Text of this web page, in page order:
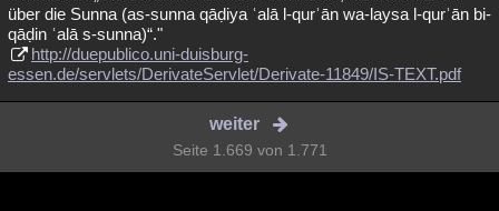
über die Sunna (as-sunna qāḍiya ʿalā l-qurʾān wa-laysa l-qurʾān bi-
qāḍin ʿalā s-sunna)“."
http://duepublico.uni-duisburg-
essen.de/servlets/DerivateServlet/Derivate-11849/IS-TEXT.pdf
weiter
Seite 1.669 von 1.771